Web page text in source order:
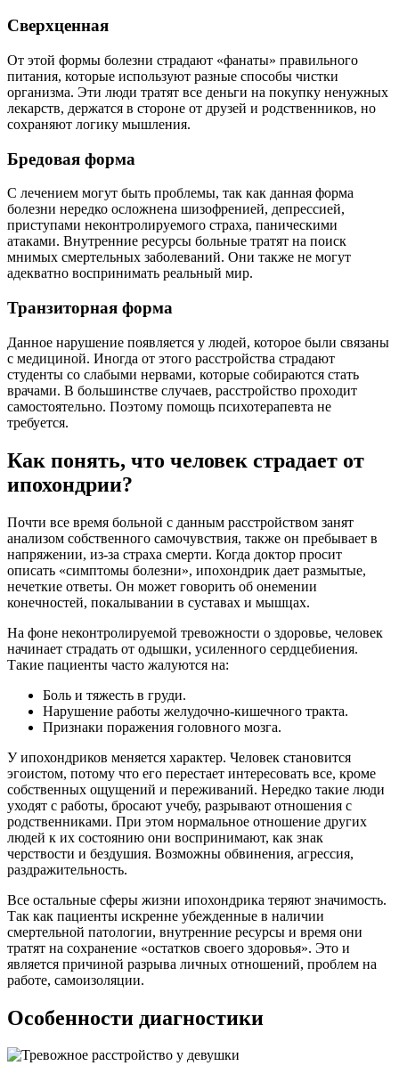
Сверхценная
От этой формы болезни страдают «фанаты» правильного
питания, которые используют разные способы чистки
организма. Эти люди тратят все деньги на покупку ненужных
лекарств, держатся в стороне от друзей и родственников, но
сохраняют логику мышления.
Бредовая форма
С лечением могут быть проблемы, так как данная форма
болезни нередко осложнена шизофренией, депрессией,
приступами неконтролируемого страха, паническими
атаками. Внутренние ресурсы больные тратят на поиск
мнимых смертельных заболеваний. Они также не могут
адекватно воспринимать реальный мир.
Транзиторная форма
Данное нарушение появляется у людей, которое были связаны
с медициной. Иногда от этого расстройства страдают
студенты со слабыми нервами, которые собираются стать
врачами. В большинстве случаев, расстройство проходит
самостоятельно. Поэтому помощь психотерапевта не
требуется.
Как понять, что человек страдает от
ипохондрии?
Почти все время больной с данным расстройством занят
анализом собственного самочувствия, также он пребывает в
напряжении, из-за страха смерти. Когда доктор просит
описать «симптомы болезни», ипохондрик дает размытые,
нечеткие ответы. Он может говорить об онемении
конечностей, покалывании в суставах и мышцах.
На фоне неконтролируемой тревожности о здоровье, человек
начинает страдать от одышки, усиленного сердцебиения.
Такие пациенты часто жалуются на:
Боль и тяжесть в груди.
Нарушение работы желудочно-кишечного тракта.
Признаки поражения головного мозга.
У ипохондриков меняется характер. Человек становится
эгоистом, потому что его перестает интересовать все, кроме
собственных ощущений и переживаний. Нередко такие люди
уходят с работы, бросают учебу, разрывают отношения с
родственниками. При этом нормальное отношение других
людей к их состоянию они воспринимают, как знак
черствости и бездушия. Возможны обвинения, агрессия,
раздражительность.
Все остальные сферы жизни ипохондрика теряют значимость.
Так как пациенты искренне убежденные в наличии
смертельной патологии, внутренние ресурсы и время они
тратят на сохранение «остатков своего здоровья». Это и
является причиной разрыва личных отношений, проблем на
работе, самоизоляции.
Особенности диагностики